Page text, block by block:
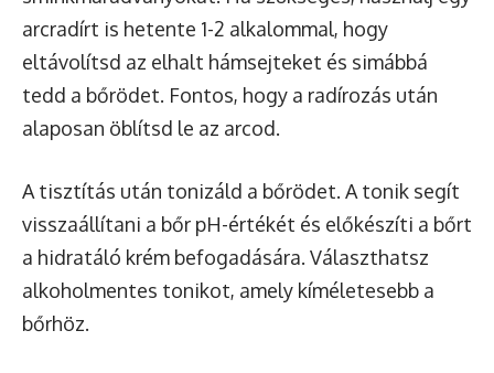
arcradírt is hetente 1-2 alkalommal, hogy
eltávolítsd az elhalt hámsejteket és simábbá
tedd a bőrödet. Fontos, hogy a radírozás után
alaposan öblítsd le az arcod.
A tisztítás után tonizáld a bőrödet. A tonik segít
visszaállítani a bőr pH-értékét és előkészíti a bőrt
a hidratáló krém befogadására. Választhatsz
alkoholmentes tonikot, amely kíméletesebb a
bőrhöz.